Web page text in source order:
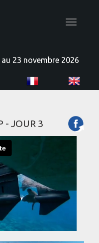
Toggle
au 23 novembre 2026
- JOUR 3